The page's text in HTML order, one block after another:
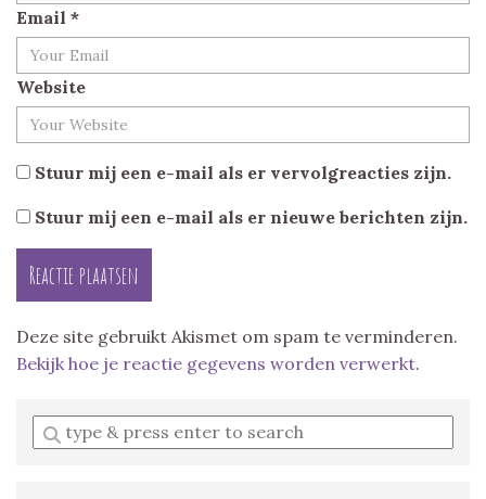
Email *
Website
Stuur mij een e-mail als er vervolgreacties zijn.
Stuur mij een e-mail als er nieuwe berichten zijn.
Deze site gebruikt Akismet om spam te verminderen.
Bekijk hoe je reactie gegevens worden verwerkt.
Enter
a